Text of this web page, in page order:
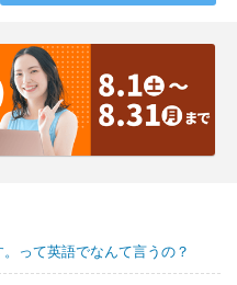
って英語でなんて言うの？